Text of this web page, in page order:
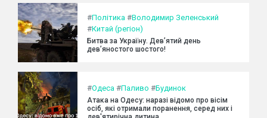
#Політика #Володимир Зеленський
#Китай (регіон)
Битва за Україну. Дев’ятий день
дев’яностого шостого!
#Одеса #Паливо #Будинок
Атака на Одесу: наразі відомо про вісім
осіб, які отримали поранення, серед них і